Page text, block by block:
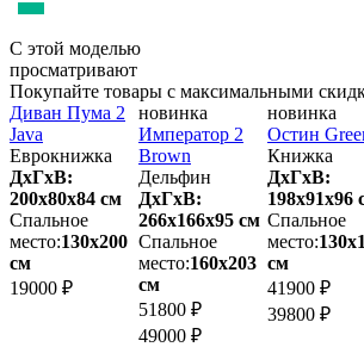
С этой моделью
просматривают
Покупайте товары с максимальными
Диван Пума 2
Java
Еврокнижка
ДхГхВ:
200х80x84 см
Спальное
место:130х200
см
19000 ₽
новинка
Император 2
Brown
Дельфин
ДхГхВ:
266х166x95 см
Спальное
место:160х203
см
51800 ₽
49000 ₽
новинка
Остин
Книжка
ДхГхВ:
198х91x96
Спальное
место:
см
41900 ₽
39800 ₽